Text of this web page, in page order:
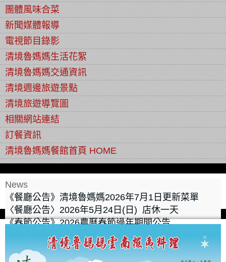
團體風味合菜
新聞媒體報導
電視節目錄影
清境魯媽媽生活花絮
清境魯媽媽交通資訊
清境週邊旅遊景點
清境旅遊導覽圖
相關網站連結
訂餐資訊
清境魯媽媽餐館首頁 HOME
News
《餐廳公告》清境魯媽媽2026年7月1日更新菜單
〈餐廳公告〉2026年5月24日(日) 店休一天
《春節公告》2026農曆春節過年期間公告